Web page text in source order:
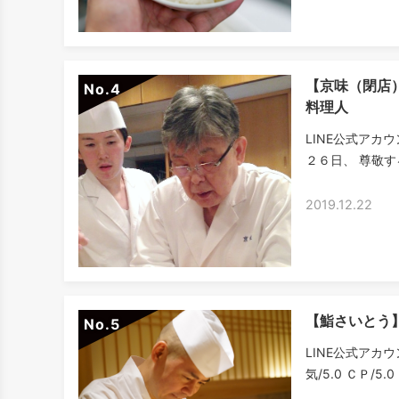
No.
【京味（閉
料理人
LINE公式アカ
２６日、 尊敬
2019.12.22
No. 【鮨さいと
LINE公式アカ
気/5.0 ＣＰ/5.0